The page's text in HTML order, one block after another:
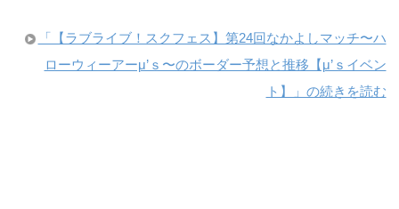
「【ラブライブ！スクフェス】第24回なかよしマッチ〜ハ
ローウィーアーμ’ｓ〜のボーダー予想と推移【μ’ｓイベン
ト】」の続きを読む